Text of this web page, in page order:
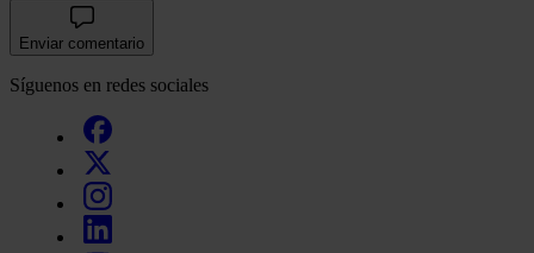
Enviar comentario
Síguenos en redes sociales